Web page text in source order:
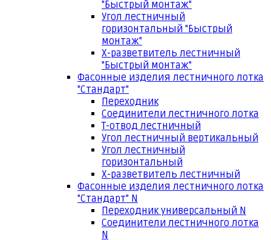
"Быстрый монтаж"
Угол лестничный
горизонтальный "Быстрый
монтаж"
Х-разветвитель лестничный
"Быстрый монтаж"
Фасонные изделия лестничного лотка
"Стандарт"
Переходник
Соединители лестничного лотка
Т-отвод лестничный
Угол лестничный вертикальный
Угол лестничный
горизонтальный
Х-разветвитель лестничный
Фасонные изделия лестничного лотка
"Стандарт" N
Переходник универсальный N
Соединители лестничного лотка
N